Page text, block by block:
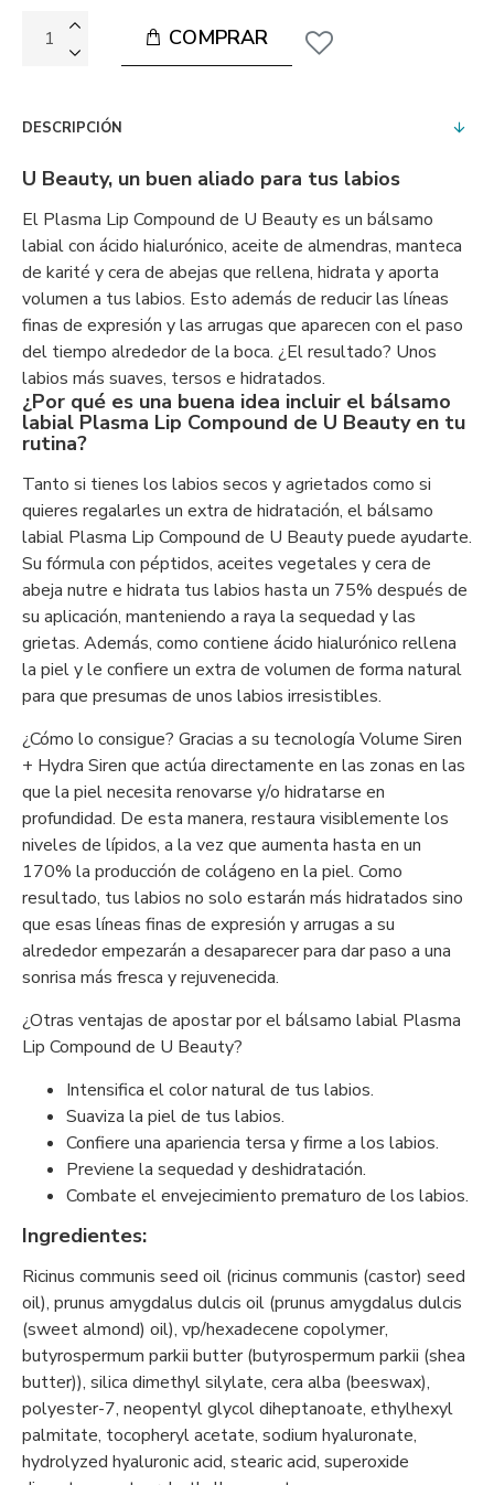
COMPRAR
DESCRIPCIÓN
U Beauty, un buen aliado para tus labios
El Plasma Lip Compound de U Beauty es un bálsamo
labial con ácido hialurónico, aceite de almendras, manteca
de karité y cera de abejas que rellena, hidrata y aporta
volumen a tus labios. Esto además de reducir las líneas
finas de expresión y las arrugas que aparecen con el paso
del tiempo alrededor de la boca. ¿El resultado? Unos
labios más suaves, tersos e hidratados.
¿Por qué es una buena idea incluir el bálsamo
labial Plasma Lip Compound de U Beauty en tu
rutina?
Tanto si tienes los labios secos y agrietados como si
quieres regalarles un extra de hidratación, el bálsamo
labial Plasma Lip Compound de U Beauty puede ayudarte.
Su fórmula con péptidos, aceites vegetales y cera de
abeja nutre e hidrata tus labios hasta un 75% después de
su aplicación, manteniendo a raya la sequedad y las
grietas. Además, como contiene ácido hialurónico rellena
la piel y le confiere un extra de volumen de forma natural
para que presumas de unos labios irresistibles.
¿Cómo lo consigue? Gracias a su tecnología Volume Siren
+ Hydra Siren que actúa directamente en las zonas en las
que la piel necesita renovarse y/o hidratarse en
profundidad. De esta manera, restaura visiblemente los
niveles de lípidos, a la vez que aumenta hasta en un
170% la producción de colágeno en la piel. Como
resultado, tus labios no solo estarán más hidratados sino
que esas líneas finas de expresión y arrugas a su
alrededor empezarán a desaparecer para dar paso a una
sonrisa más fresca y rejuvenecida.
¿Otras ventajas de apostar por el bálsamo labial Plasma
Lip Compound de U Beauty?
Intensifica el color natural de tus labios.
Suaviza la piel de tus labios.
Confiere una apariencia tersa y firme a los labios.
Previene la sequedad y deshidratación.
Combate el envejecimiento prematuro de los labios.
Ingredientes:
Ricinus communis seed oil (ricinus communis (castor) seed
oil), prunus amygdalus dulcis oil (prunus amygdalus dulcis
(sweet almond) oil), vp/hexadecene copolymer,
butyrospermum parkii butter (butyrospermum parkii (shea
butter)), silica dimethyl silylate, cera alba (beeswax),
polyester-7, neopentyl glycol diheptanoate, ethylhexyl
palmitate, tocopheryl acetate, sodium hyaluronate,
hydrolyzed hyaluronic acid, stearic acid, superoxide